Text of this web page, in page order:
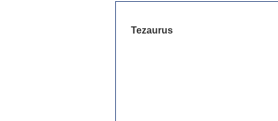
Tezaurus